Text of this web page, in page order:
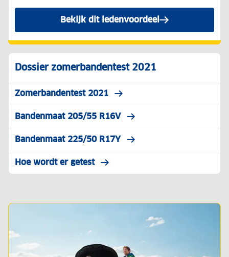
Bekijk dit ledenvoordeel
Dossier zomerbandentest 2021
Zomerbandentest 2021
Bandenmaat 205/55 R16V
Bandenmaat 225/50 R17Y
Hoe wordt er getest